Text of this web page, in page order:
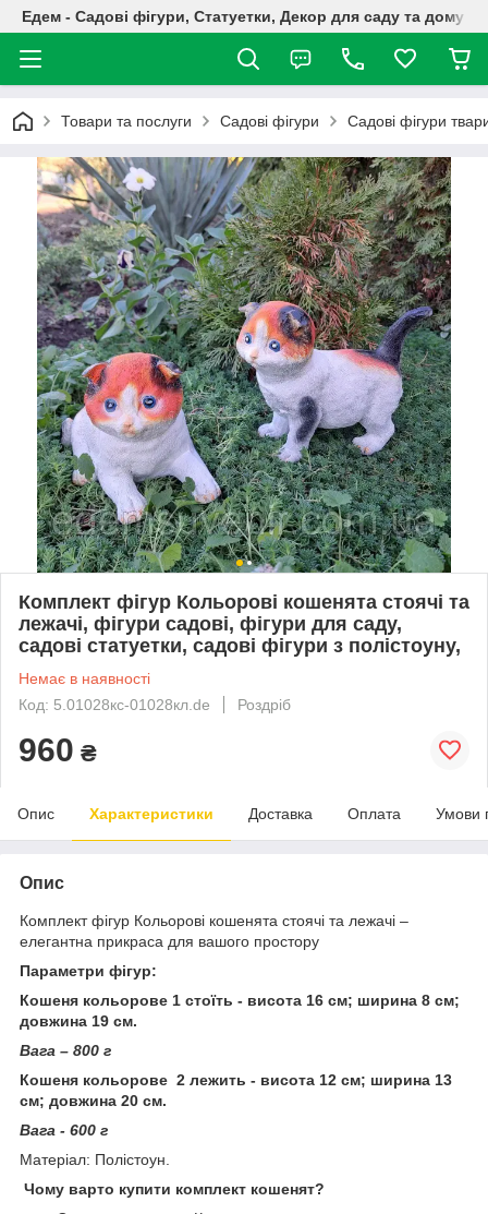
Едем - Садові фігури, Статуетки, Декор для саду та дому
Товари та послуги Садові фігури Садові фігури
Комплект фігур Кольорові кошенята стоячі та
лежачі, фігури садові, фігури для саду,
садові статуетки, садові фігури з полістоуну,
Немає в наявності
Код: 5.01028кс-01028кл.de
Роздріб
960 ₴
Опис Характеристики Доставка Оплата Умови
Опис
Комплект фігур Кольорові кошенята стоячі та лежачі –
елегантна прикраса для вашого простору
Параметри фігур:
Кошеня кольорове 1 стоїть - висота 16 см; ширина 8 см;
довжина 19 см.
Вага – 800 г
Кошеня кольорове 2 лежить - висота 12 см; ширина 13
см; довжина 20 см.
Вага - 600 г
Матеріал: Полістоун.
Чому варто купити комплект кошенят?